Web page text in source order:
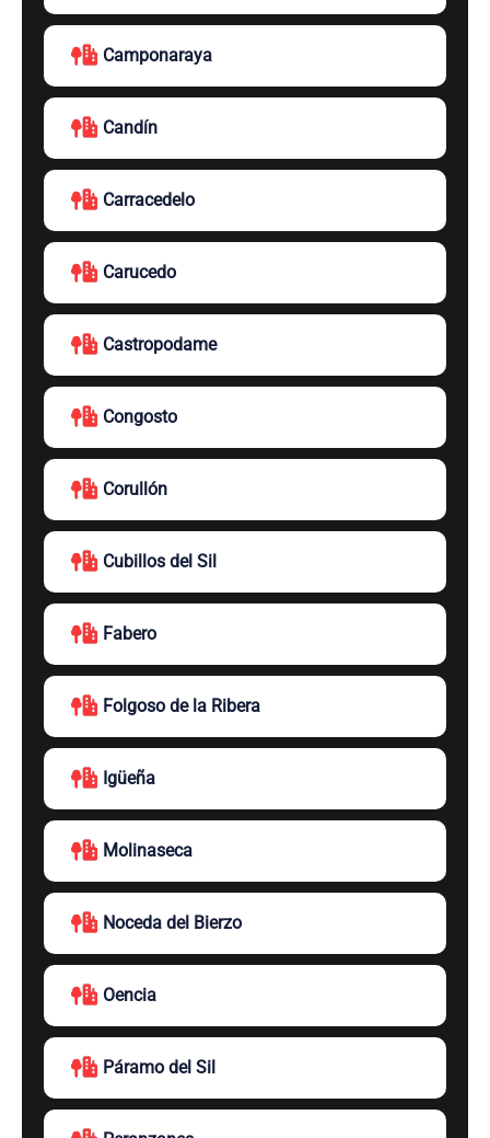
Camponaraya
Candín
Carracedelo
Carucedo
Castropodame
Congosto
Corullón
Cubillos del Sil
Fabero
Folgoso de la Ribera
Igüeña
Molinaseca
Noceda del Bierzo
Oencia
Páramo del Sil